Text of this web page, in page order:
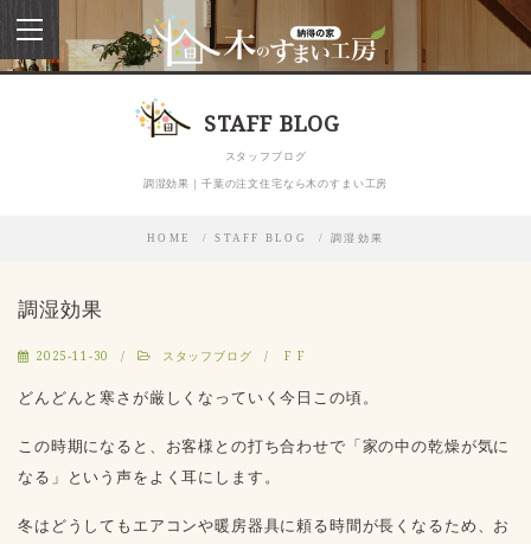
toggle
navigation
STAFF BLOG
スタッフブログ
調湿効果｜千葉の注文住宅なら木のすまい工房
HOME STAFF BLOG 調湿効果
調湿効果
2025-11-30 スタッフブログ F F
どんどんと寒さが厳しくなっていく今日この頃。
この時期になると、お客様との打ち合わせで「家の中の乾燥が気に
なる」という声をよく耳にします。
冬はどうしてもエアコンや暖房器具に頼る時間が長くなるため、お